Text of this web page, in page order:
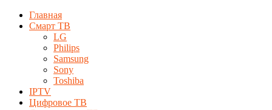
Главная
Смарт ТВ
LG
Philips
Samsung
Sony
Toshiba
IPTV
Цифровое ТВ